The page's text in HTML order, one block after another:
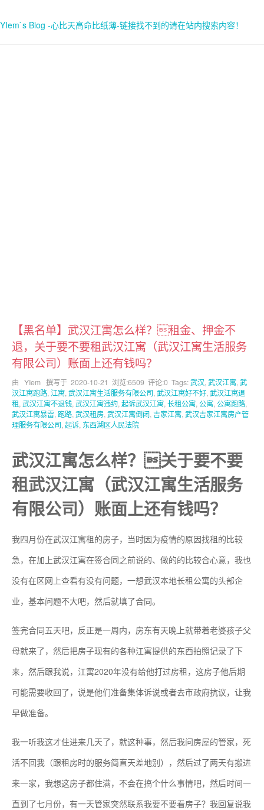
YIem`s Blog -心比天高命比纸薄-链接找不到的请在站内搜索内容！
【黑名单】武汉江寓怎么样？租金、押金不
退，关于要不要租武汉江寓（武汉江寓生活服务
有限公司）账面上还有钱吗？
由 YIem 撰写于 2020-10-21 浏览:6509 评论:0 Tags:武汉, 武汉江寓, 武
汉江寓跑路, 江寓, 武汉江寓生活服务有限公司, 武汉江寓好不好, 武汉江寓退
租, 武汉江寓不退钱, 武汉江寓违约, 起诉武汉江寓, 长租公寓, 公寓, 公寓跑路,
武汉江寓暴雷, 跑路, 武汉租房, 武汉江寓倒闭, 吉家江寓, 武汉吉家江寓房产管
理服务有限公司, 起诉, 东西湖区人民法院
武汉江寓怎么样？关于要不要
租武汉江寓（武汉江寓生活服务
有限公司）账面上还有钱吗？
我四月份在武汉江寓租的房子，当时因为疫情的原因找租的比较
急，在加上武汉江寓在签合同之前说的、做的的比较合心意，我也
没有在区网上查看有没有问题，一想武汉本地长租公寓的头部企
业，基本问题不大吧，然后就填了合同。
签完合同五天吧，反正是一周内，房东有天晚上就带着老婆孩子父
母就来了，然后把房子现有的各种江寓提供的东西拍照记录了下
来，然后跟我说，江寓2020年没有给他打过房租，这房子他后期
可能需要收回了，说是他们准备集体诉说或者去市政府抗议，让我
早做准备。
我一听我这才住进来几天了，就这种事，然后我问房屋的管家，死
活不回我（跟租房时的服务简直天差地别），然后过了两天有搬进
来一家，我想这房子都住满，不会在搞个什么事情吧，然后时间一
直到了七月份，有一天管家突然联系我要不要看房子？我回复说我